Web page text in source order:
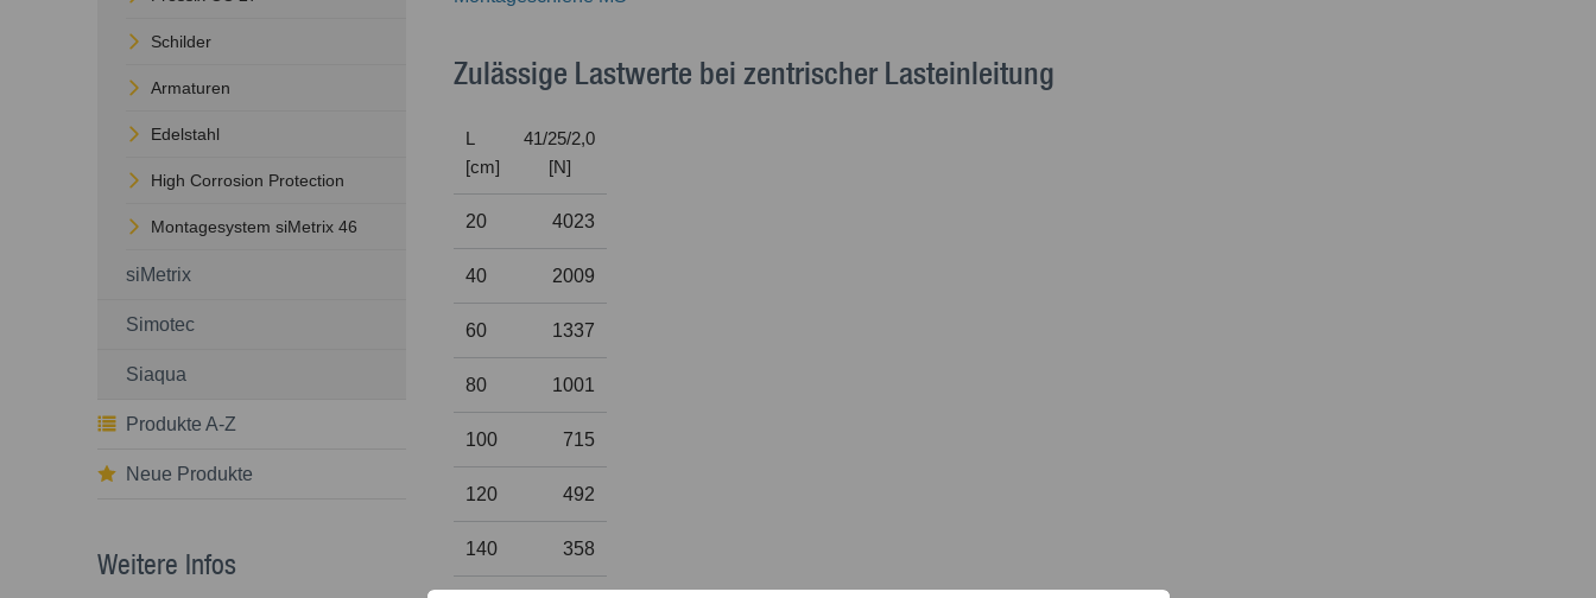
Schilder
Armaturen
Edelstahl
High Corrosion Protection
Montagesystem siMetrix 46
siMetrix
Simotec
Siaqua
Produkte A-Z
Neue Produkte
Weitere Infos
Zulässige Lastwerte bei zentrischer Lasteinleitung
L
[cm]
41/25/2,0
[N]
20 4023
40 2009
60 1337
80 1001
100 715
120 492
140 358